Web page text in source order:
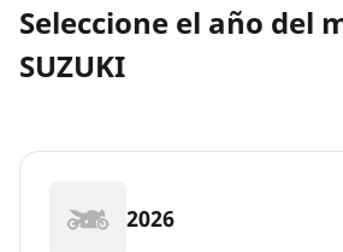
Seleccione el año del
SUZUKI
2026